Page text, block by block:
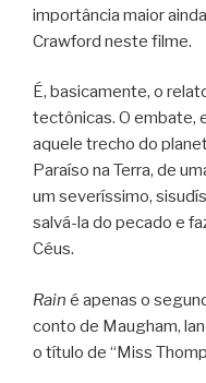
importância maior
Crawford neste filme.
É, basicamente, o
tectônicas. O embate,
aquele trecho do
Paraíso na Terra, de
um severíssimo,
salvá-la do pecado e
Céus.
Rain é apenas o
conto de Maugham,
o título de “Miss